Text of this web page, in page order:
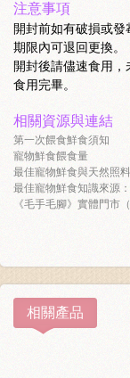
注意事項
開封前如有破損或
期限內可退回更換。
開封後請儘速食用
食用完畢。
相關資源與連結
第一次餵食鮮食須知
寵物鮮食餵食量
最佳寵物鮮食與天然照
最佳寵物鮮食知識來源
《毛手毛腳》實體門市
相關產品